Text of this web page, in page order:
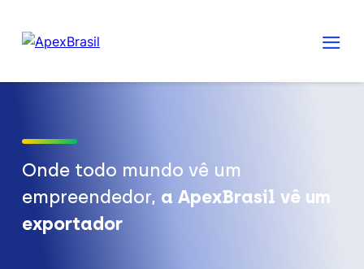
Onde todo mundo vê um
empreendedor, a ApexBrasil vê um
exportador